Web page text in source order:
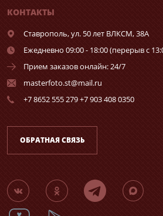
КОНТАКТЫ
Ставрополь,ул. 50 лет ВЛКСМ, 38А
Ежедневно 09:00 - 18:00 (перерыв с
Прием заказов онлайн: 24/7
masterfoto.st@mail.ru
+7 8652 555 279 +7 903 408 0350
ОБРАТНАЯ СВЯЗЬ